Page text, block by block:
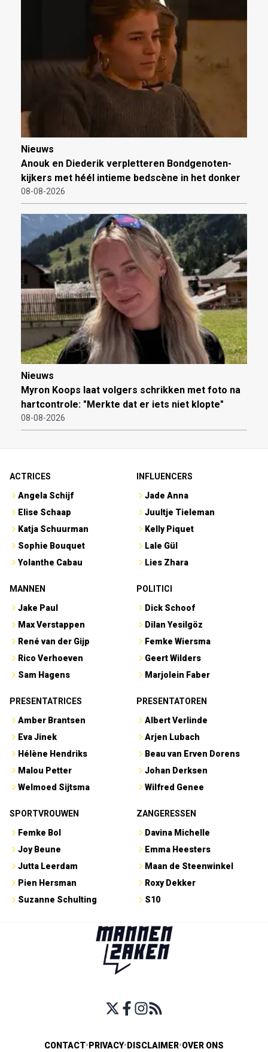
Nieuws
Anouk en Diederik verpletteren Bondgenoten-
kijkers met héél intieme bedscène in het donker
08-08-2026
Nieuws
Myron Koops laat volgers schrikken met foto na
hartcontrole: "Merkte dat er iets niet klopte"
08-08-2026
ACTRICES
Angela Schijf
Elise Schaap
Katja Schuurman
Sophie Bouquet
Yolanthe Cabau
INFLUENCERS
Jade Anna
Juultje Tieleman
Kelly Piquet
Lale Gül
Lies Zhara
MANNEN
Jake Paul
Max Verstappen
René van der Gijp
Rico Verhoeven
Sam Hagens
POLITICI
Dick Schoof
Dilan Yesilgöz
Femke Wiersma
Geert Wilders
Marjolein Faber
PRESENTATRICES
Amber Brantsen
Eva Jinek
Hélène Hendriks
Malou Petter
Welmoed Sijtsma
PRESENTATOREN
Albert Verlinde
Arjen Lubach
Beau van Erven Dorens
Johan Derksen
Wilfred Genee
SPORTVROUWEN
Femke Bol
Joy Beune
Jutta Leerdam
Pien Hersman
Suzanne Schulting
ZANGERESSEN
Davina Michelle
Emma Heesters
Maan de Steenwinkel
Roxy Dekker
S10
CONTACT• PRIVACY• DISCLAIMER•OVER ONS